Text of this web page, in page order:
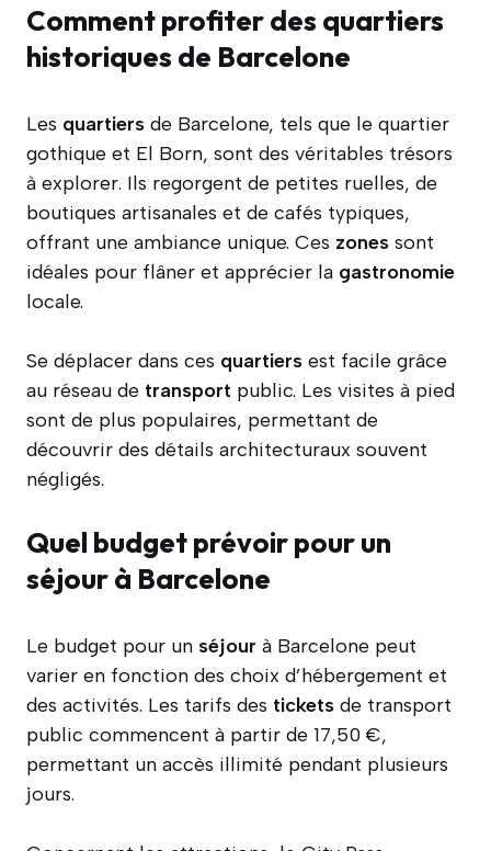
Comment profiter des quartiers
historiques de Barcelone
Les quartiers de Barcelone, tels que le quartier
gothique et El Born, sont des véritables trésors
à explorer. Ils regorgent de petites ruelles, de
boutiques artisanales et de cafés typiques,
offrant une ambiance unique. Ces zones sont
idéales pour flâner et apprécier la gastronomie
locale.
Se déplacer dans ces quartiers est facile grâce
au réseau de transport public. Les visites à pied
sont de plus populaires, permettant de
découvrir des détails architecturaux souvent
négligés.
Quel budget prévoir pour un
séjour à Barcelone
Le budget pour un séjour à Barcelone peut
varier en fonction des choix d’hébergement et
des activités. Les tarifs des tickets de transport
public commencent à partir de 17,50 €,
permettant un accès illimité pendant plusieurs
jours.